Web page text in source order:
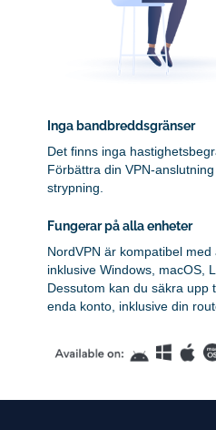
Inga bandbreddsgränser
Det finns inga
Förbättra din VPN-
strypning.
Fungerar på alla enheter
NordVPN är kompatibel
inklusive Windows, macOS,
Dessutom kan du säkra upp
enda konto, inklusive din